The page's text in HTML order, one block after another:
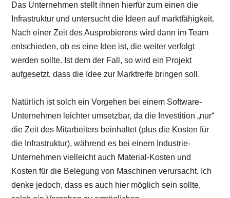
Das Unternehmen stellt ihnen hierfür zum einen die
Infrastruktur und untersucht die Ideen auf marktfähigkeit.
Nach einer Zeit des Ausprobierens wird dann im Team
entschieden, ob es eine Idee ist, die weiter verfolgt
werden sollte. Ist dem der Fall, so wird ein Projekt
aufgesetzt, dass die Idee zur Marktreife bringen soll.
Natürlich ist solch ein Vorgehen bei einem Software-
Unternehmen leichter umsetzbar, da die Investition „nur“
die Zeit des Mitarbeiters beinhaltet (plus die Kosten für
die Infrastruktur), während es bei einem Industrie-
Unternehmen vielleicht auch Material-Kosten und
Kosten für die Belegung von Maschinen verursacht. Ich
denke jedoch, dass es auch hier möglich sein sollte,